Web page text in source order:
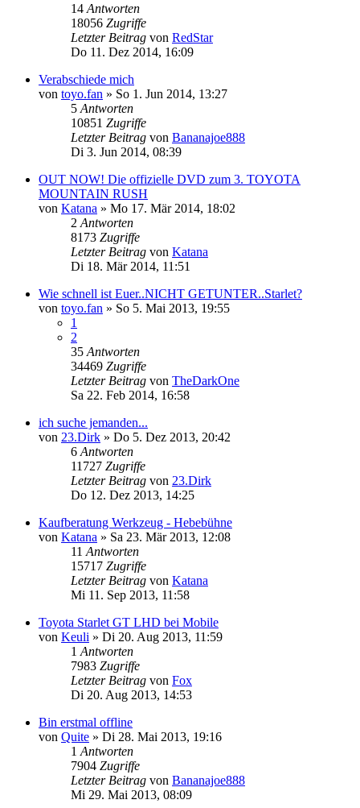
14 Antworten
18056 Zugriffe
Letzter Beitrag von RedStar
Do 11. Dez 2014, 16:09
Verabschiede mich
von toyo.fan » So 1. Jun 2014, 13:27
5 Antworten
10851 Zugriffe
Letzter Beitrag von Bananajoe888
Di 3. Jun 2014, 08:39
OUT NOW! Die offizielle DVD zum 3. TOYOTA
MOUNTAIN RUSH
von Katana » Mo 17. Mär 2014, 18:02
2 Antworten
8173 Zugriffe
Letzter Beitrag von Katana
Di 18. Mär 2014, 11:51
Wie schnell ist Euer..NICHT GETUNTER..Starlet?
von toyo.fan » So 5. Mai 2013, 19:55
1
2
35 Antworten
34469 Zugriffe
Letzter Beitrag von TheDarkOne
Sa 22. Feb 2014, 16:58
ich suche jemanden...
von 23.Dirk » Do 5. Dez 2013, 20:42
6 Antworten
11727 Zugriffe
Letzter Beitrag von 23.Dirk
Do 12. Dez 2013, 14:25
Kaufberatung Werkzeug - Hebebühne
von Katana » Sa 23. Mär 2013, 12:08
11 Antworten
15717 Zugriffe
Letzter Beitrag von Katana
Mi 11. Sep 2013, 11:58
Toyota Starlet GT LHD bei Mobile
von Keuli » Di 20. Aug 2013, 11:59
1 Antworten
7983 Zugriffe
Letzter Beitrag von Fox
Di 20. Aug 2013, 14:53
Bin erstmal offline
von Quite » Di 28. Mai 2013, 19:16
1 Antworten
7904 Zugriffe
Letzter Beitrag von Bananajoe888
Mi 29. Mai 2013, 08:09